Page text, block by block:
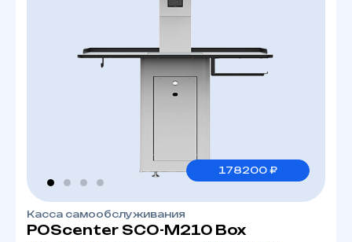
178200 ₽
Касса самообслуживания
POScenter SCO-М210 Box